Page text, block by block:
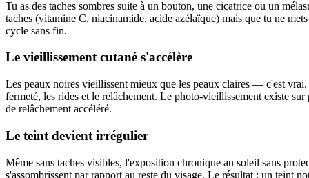
Tu as des taches sombres suite à un bouton, une cicatrice ou un
taches (vitamine C, niacinamide, acide azélaïque) mais que tu ne
cycle sans fin.
Le vieillissement cutané s'accélère
Les peaux noires vieillissent mieux que les peaux claires — c'est
fermeté, les rides et le relâchement. Le photo-vieillissement existe
de relâchement accéléré.
Le teint devient irrégulier
Même sans taches visibles, l'exposition chronique au soleil sans
s'assombrissent par rapport au reste du visage. Le résultat : un teint